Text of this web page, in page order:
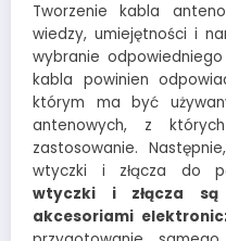
Tworzenie kabla
wiedzy, umiejętności i
wybranie
kabla powinien
którym ma być
antenowych, z
zastosowanie.
wtyczki i złącza do
wtyczki i złącza
akcesoriami